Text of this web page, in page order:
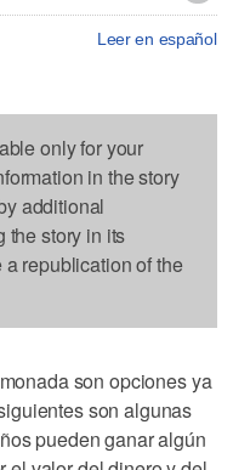
Leer en español
only for your
in the story
additional
the story in its
republication of the
son opciones ya
son algunas
pueden ganar algún